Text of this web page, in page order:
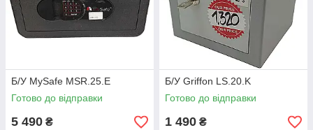
Б/У MySafe MSR.25.Е
Готово до відправки
5 490 ₴
Б/У Griffon LS.20.K
Готово до відправки
1 490 ₴